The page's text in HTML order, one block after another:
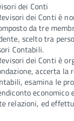
dei Conti
dei Conti è
da tre
scelto tra
Contabili.
dei Conti è
accerta la
esamina le
economico
relazioni, ed